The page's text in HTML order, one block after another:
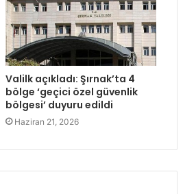
Valilk açıkladı: Şırnak’ta 4
bölge ‘geçici özel güvenlik
bölgesi’ duyuru edildi
Haziran 21, 2026